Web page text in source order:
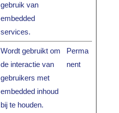
gebruik van
embedded
services.
Wordt gebruikt om
de interactie van
gebruikers met
embedded inhoud
bij te houden.
Perma
nent